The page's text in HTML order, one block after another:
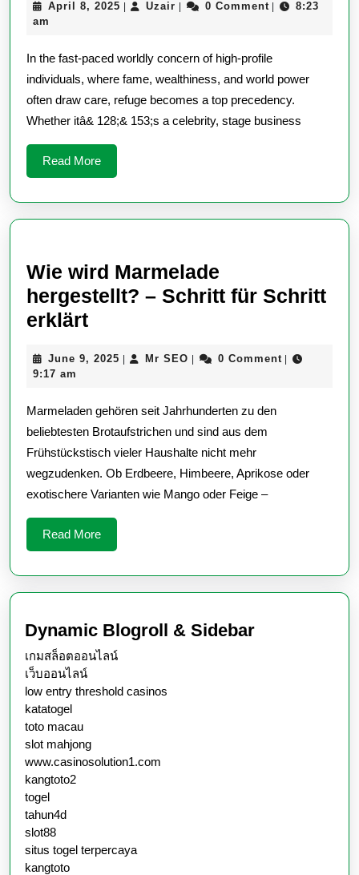
profile
Hire
Guard
In
Jack
April 8, 2025 AprilUzair Uzair 0 Comment
8:23
am
In the fast-paced worldly concern of high-profile
individuals, where fame, wealthiness, and world power
often draw care, refuge becomes a top precedency.
Whether itâ& 128;& 153;s a celebrity, stage business
Read MoreRead
More
Wie wird Marmelade
hergestellt? – Schritt für Schritt
erklärtWie
Marmelade
–
Schritt
für
Schritt
June 9, 2025 JuneMr SEO Mr
0 Comment
9:17 am
Marmeladen gehören seit Jahrhunderten zu den
beliebtesten Brotaufstrichen und sind aus dem
Frühstückstisch vieler Haushalte nicht mehr
wegzudenken. Ob Erdbeere, Himbeere, Aprikose oder
exotischere Varianten wie Mango oder Feige –
Read MoreRead
More
Dynamic Blogroll & Sidebar
เกมสล็อตออนไลน์
เว็บออนไลน์
low entry threshold casinos
katatogel
toto macau
slot mahjong
www.casinosolution1.com
kangtoto2
togel
tahun4d
slot88
situs togel terpercaya
kangtoto